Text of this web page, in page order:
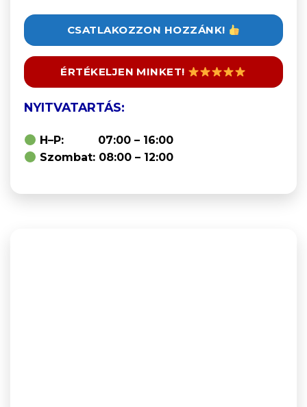
CSATLAKOZZON HOZZÁNK!
ÉRTÉKELJEN MINKET!
NYITVATARTÁS:
H–P: 07:00 – 16:00
Szombat: 08:00 – 12:00